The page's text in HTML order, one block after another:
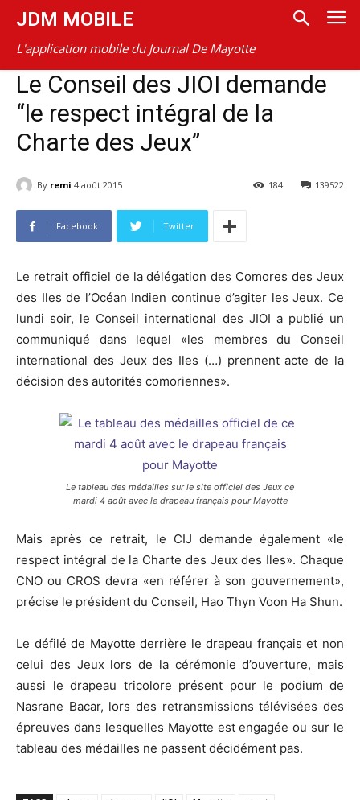
JDM MOBILE
L'application mobile du Journal De Mayotte
Le Conseil des JIOI demande
“le respect intégral de la
Charte des Jeux”
By remi 4 août 2015 139522
184
Facebook Twitter
Le retrait officiel de la délégation des Comores des Jeux
des Iles de l’Océan Indien continue d’agiter les Jeux. Ce
lundi soir, le Conseil international des JIOI a publié un
communiqué dans lequel «les membres du Conseil
international des Jeux des Iles (…) prennent acte de la
décision des autorités comoriennes».
Le tableau des médailles sur le site officiel des Jeux ce
mardi 4 août avec le drapeau français pour Mayotte
Mais après ce retrait, le CIJ demande également «le
respect intégral de la Charte des Jeux des Iles». Chaque
CNO ou CROS devra «en référer à son gouvernement»,
précise le président du Conseil, Hao Thyn Voon Ha Shun.
Le défilé de Mayotte derrière le drapeau français et non
celui des Jeux lors de la cérémonie d’ouverture, mais
aussi le drapeau tricolore présent pour le podium de
Nasrane Bacar, lors des retransmissions télévisées des
épreuves dans lesquelles Mayotte est engagée ou sur le
tableau des médailles ne passent décidément pas.